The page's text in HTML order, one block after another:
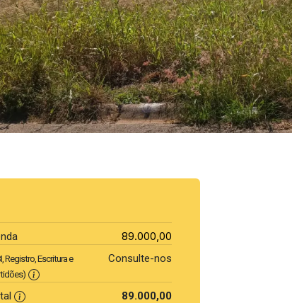
89.000,00
Registro, Escritura e
Consulte-nos
89.000,00